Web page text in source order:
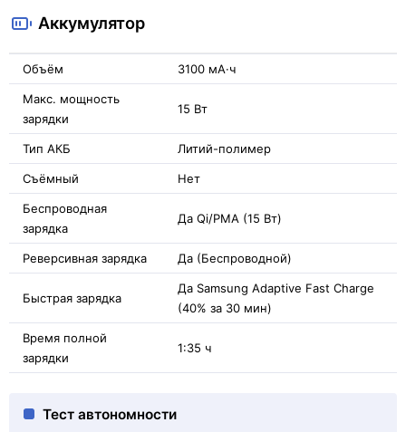
Аккумулятор
Объём 3100 мА·ч
Макс. мощность
зарядки
15 Вт
Тип АКБ Литий-полимер
Съёмный Нет
Беспроводная
зарядка
Да Qi/PMA (15 Вт)
Реверсивная зарядка Да (Беспроводной)
Быстрая зарядка
Да Samsung Adaptive Fast Charge
(40% за 30 мин)
Время полной
зарядки
1:35 ч
Тест автономности